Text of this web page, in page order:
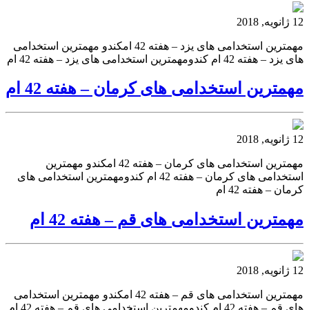
12 ژانویه, 2018
مهمترین استخدامی های یزد – هفته 42 امکندو مهمترین استخدامی
های یزد – هفته 42 ام کندومهمترین استخدامی های یزد – هفته 42 ام
مهمترین استخدامی های کرمان – هفته 42 ام
12 ژانویه, 2018
مهمترین استخدامی های کرمان – هفته 42 امکندو مهمترین
استخدامی های کرمان – هفته 42 ام کندومهمترین استخدامی های
کرمان – هفته 42 ام
مهمترین استخدامی های قم – هفته 42 ام
12 ژانویه, 2018
مهمترین استخدامی های قم – هفته 42 امکندو مهمترین استخدامی